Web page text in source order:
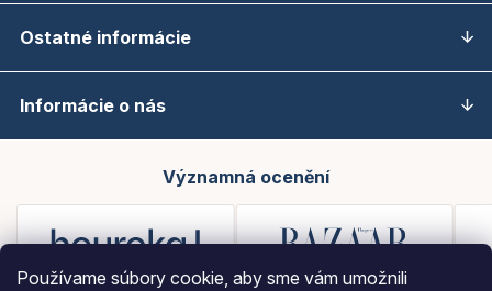
Používame súbory cookie, aby sme vám umožnili
Ostatné informácie
Informácie o nás
Významná ocenění